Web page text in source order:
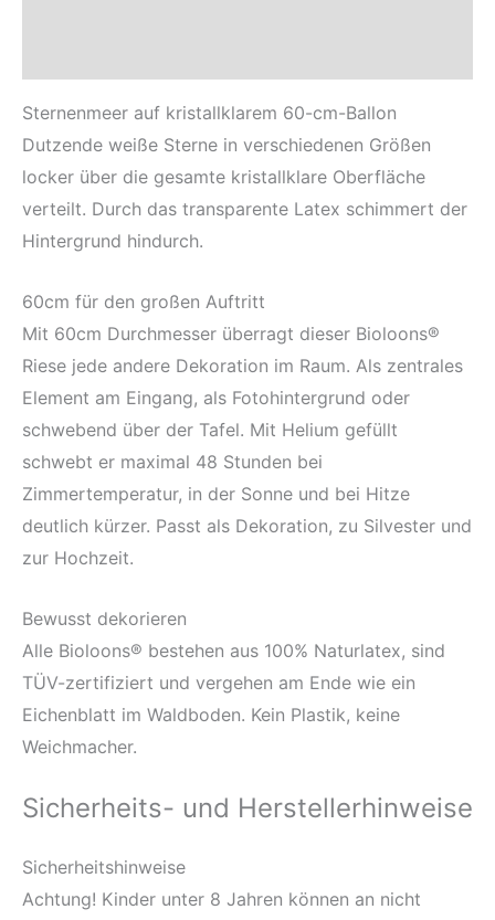
Sternenmeer auf kristallklarem 60-cm-Ballon
Dutzende weiße Sterne in verschiedenen Größen
locker über die gesamte kristallklare Oberfläche
verteilt. Durch das transparente Latex schimmert der
Hintergrund hindurch.
60cm für den großen Auftritt
Mit 60cm Durchmesser überragt dieser Bioloons®
Riese jede andere Dekoration im Raum. Als zentrales
Element am Eingang, als Fotohintergrund oder
schwebend über der Tafel. Mit Helium gefüllt
schwebt er maximal 48 Stunden bei
Zimmertemperatur, in der Sonne und bei Hitze
deutlich kürzer. Passt als Dekoration, zu Silvester und
zur Hochzeit.
Bewusst dekorieren
Alle Bioloons® bestehen aus 100% Naturlatex, sind
TÜV-zertifiziert und vergehen am Ende wie ein
Eichenblatt im Waldboden. Kein Plastik, keine
Weichmacher.
Sicherheits- und Herstellerhinweise
Sicherheitshinweise
Achtung! Kinder unter 8 Jahren können an nicht